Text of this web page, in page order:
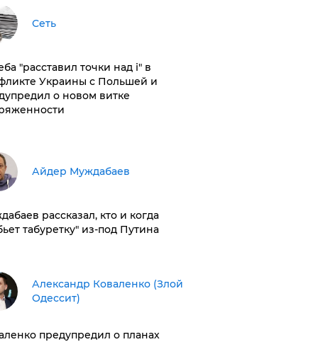
Сеть
"расставил точки над і" в
Украины с Польшей и
о новом витке
Айдер Муждабаев
рассказал, кто и когда
табуретку" из-под Путина
Александр Коваленко (Злой
Одессит)
предупредил о планах